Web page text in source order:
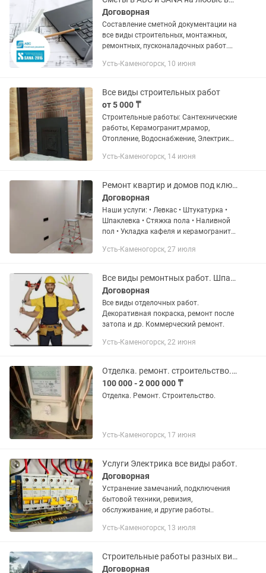
Договорная
Составление сметной документации на
все виды строительных, монтажных,
ремонтных, пусконаладочных работ.
техническое обслуживание
решениям...
Усть-Каменогорск, 10 июня
Все виды строительных работ
от 5 000 ₸
Строительные работы: Сантехнические
работы, Керамогранит,мрамор,
Отопление, Водоснабжение, Электрика,
Усть-Каменогорск, 14 июня
Ремонт квартир и домов под ключ Все виды отделочных работ.
Договорная
Наши услуги: • Левкас • Штукатурка •
Шпаклевка • Стяжка пола • Наливной
пол • Укладка кафеля и керамогранита
чистовая отделка • Покраска, поклейка
Усть-Каменогорск, 27 июля
Все виды ремонтных работ. Шпаклёвка,покраска , фасад, декоративная покраска
Договорная
Все виды отделочных работ.
Декоративная покраска, ремонт после
затопа и др. Коммерческий ремонт.
Усть-Каменогорск, 22 июня
Отделка. ремонт. строительство. Бригада выполняет все виды отделочных работ
100 000 - 2 000 000 ₸
Отделка. Ремонт. Строительство.
Усть-Каменогорск, 17 июня
Услуги Электрика все виды работ.
Договорная
Устранение замечаний, подключения
бытовой техники, ревизия,
обслуживание, и другие работы..
Усть-Каменогорск, 13 июля
Строительные работы разных видов по внутренней отделке квартир домов офисов
Договорная